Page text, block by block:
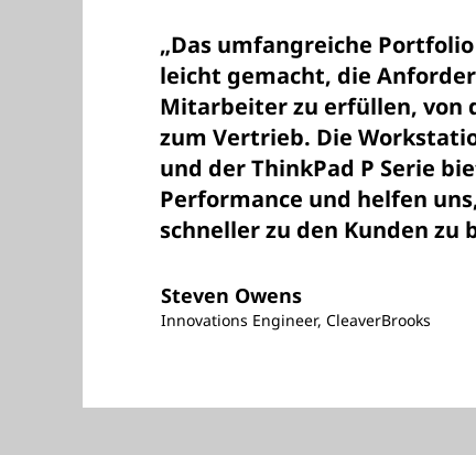
„Das umfangreiche
leicht gemacht, die
Mitarbeiter zu erfüllen, von
zum Vertrieb. Die
und der ThinkPad P Serie
Performance und helfen
schneller zu den Kunden zu
Steven Owens
Innovations Engineer, CleaverBrooks